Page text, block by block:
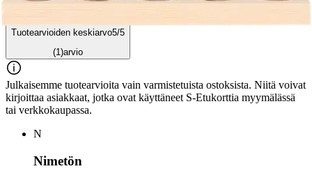
Tuotearvioiden keskiarvo5/5
(1)arvio
Julkaisemme tuotearvioita vain varmistetuista ostoksista. Niitä voivat
kirjoittaa asiakkaat, jotka ovat käyttäneet S-Etukorttia myymälässä
tai verkkokaupassa.
N
Nimetön